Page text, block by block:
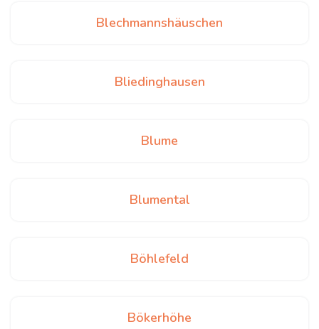
Blechmannshäuschen
Bliedinghausen
Blume
Blumental
Böhlefeld
Bökerhöhe